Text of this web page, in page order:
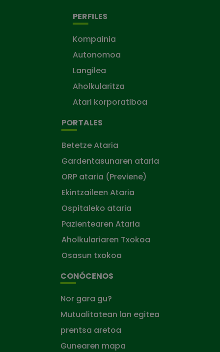
PERFILES
Kompainia
Autonomoa
Langilea
Aholkularitza
Atari korporatiboa
PORTALES
Betetze Ataria
Gardentasunaren ataria
ORP ataria (Previene)
Ekintzaileen Ataria
Ospitaleko ataria
Pazientearen Ataria
Aholkulariaren Txokoa
Osasun txokoa
CONÓCENOS
Nor gara gu?
Mutualitatean lan egitea
prentsa aretoa
Gunearen mapa